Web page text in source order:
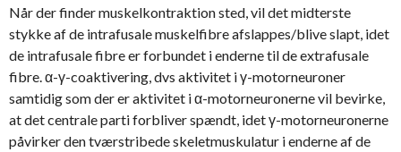
Når der finder muskelkontraktion sted, vil det midterste
stykke af de intrafusale muskelfibre afslappes/blive slapt, idet
de intrafusale fibre er forbundet i enderne til de extrafusale
fibre. α-γ-coaktivering, dvs aktivitet i γ-motorneuroner
samtidig som der er aktivitet i α-motorneuronerne vil bevirke,
at det centrale parti forbliver spændt, idet γ-motorneuronerne
påvirker den tværstribede skeletmuskulatur i enderne af de